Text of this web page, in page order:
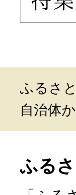
ふるさ
自治体
ふる